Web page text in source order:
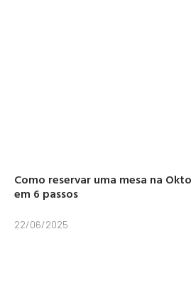
Como reservar uma mesa na
em 6 passos
22/06/2025